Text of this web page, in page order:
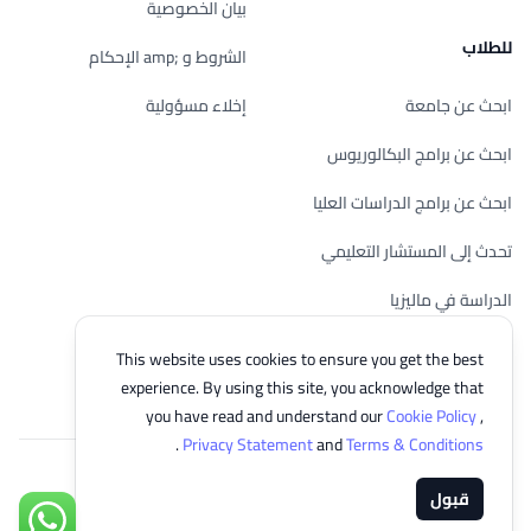
This website uses cookies to ensure you get the best
experience. By using this site, you acknowledge that
you have read and understand ourCookie Policy,
Privacy StatementandTerms & Conditions
.
قبول
للطلاب
ابحث عن جامعة
ابحث عن برامج البكالوريوس
ابحث عن برامج الدراسات العليا
تحدث إلى المستشار التعليمي
الدراسة في ماليزيا
تحقق من أهليتك
بيان الخصوصية
الشروط و ;amp الإحكام
إخلاء مسؤولية
© 2026 EasyUni Sdn Bhd, company registration number 200801016907
(818200-P). All rights reserved.